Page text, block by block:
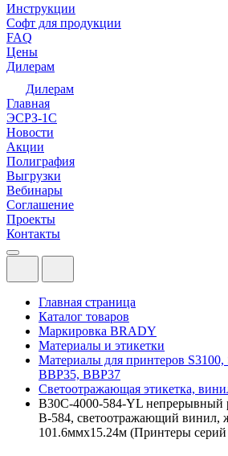
Инструкции
Софт для продукции
FAQ
Цены
Дилерам
Дилерам
Главная
ЭСРЗ-1С
Новости
Акции
Полиграфия
Выгрузки
Вебинары
Соглашение
Проекты
Контакты
Главная страница
Каталог товаров
Маркировка BRADY
Материалы и этикетки
Материалы для принтеров S3100,
BBP35, BBP37
Светоотражающая этикетка,
B30C-4000-584-YL непрерывный
В-584, светоотражающий винил,
101.6ммх15.24м (Принтеры серий